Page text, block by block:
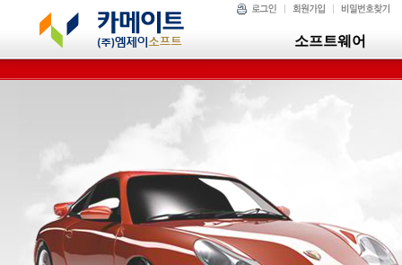
소프트웨어